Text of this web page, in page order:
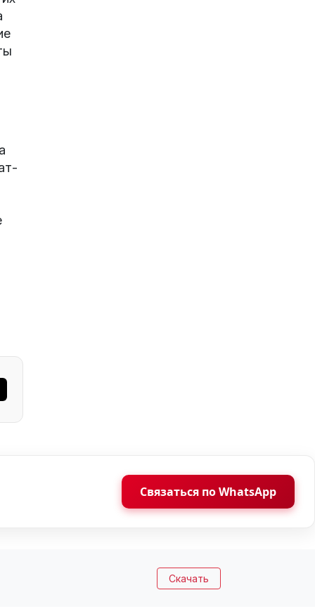
Связаться по WhatsApp
Скачать